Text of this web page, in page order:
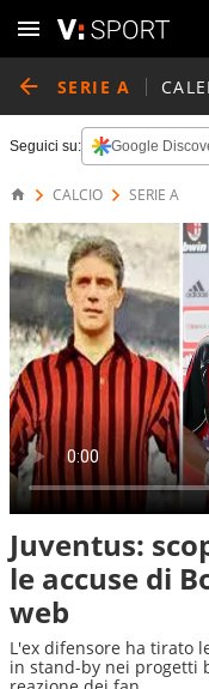
SERIE A
Seguici su: Google
CALCIO SERIE A
Juventus:
le accuse di
web
L'ex difensore ha tirato
in stand-by nei progetti